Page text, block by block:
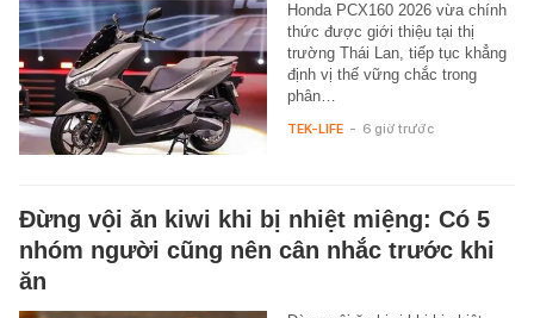
Honda PCX160 2026 vừa chính
thức được giới thiệu tại thị
trường Thái Lan, tiếp tục khẳng
định vị thế vững chắc trong
phân…
TEK-LIFE - 6 giờ trước
Đừng vội ăn kiwi khi bị nhiệt miệng: Có 5
nhóm người cũng nên cân nhắc trước khi
ăn